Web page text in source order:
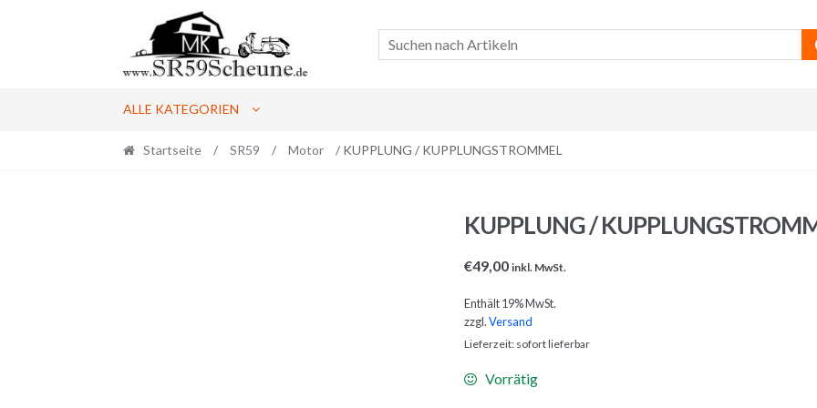
navigation
content
ALLE KATEGORIEN
Startseite / SR59 / Motor / KUPPLUNG / KUPPLUNGSTROMMEL
KUPPLUNG /
€49,00 inkl. MwSt.
Enthält 19% MwSt.
zzgl.Versand
Lieferzeit: sofort lieferbar
Vorrätig